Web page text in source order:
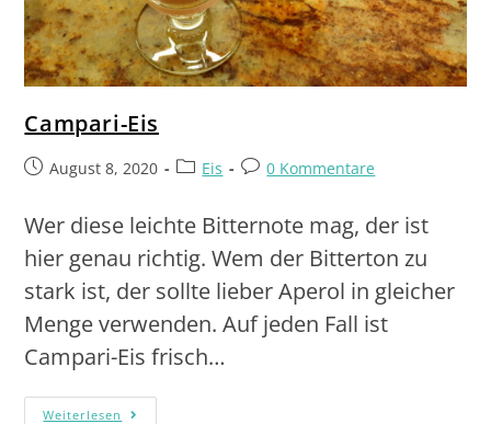
Campari-Eis
August 8, 2020 Eis 0 Kommentare
Wer diese leichte Bitternote mag, der ist
hier genau richtig. Wem der Bitterton zu
stark ist, der sollte lieber Aperol in gleicher
Menge verwenden. Auf jeden Fall ist
Campari-Eis frisch…
Weiterlesen